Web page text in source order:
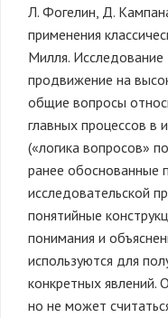
Л. Фогелин, Д.
применения
Милля. Исследование
продвижение на
общие вопросы
главных процессов в
(«логика вопросов»
ранее обоснованные
исследовательской
понятийные
понимания и
используются для
конкретных
но не может